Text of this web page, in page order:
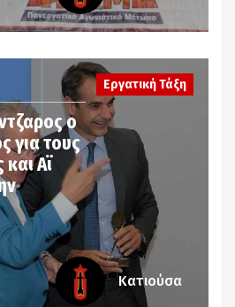
ο
για τους
Αϊ
Εργατική Τάξη
Κατιούσα